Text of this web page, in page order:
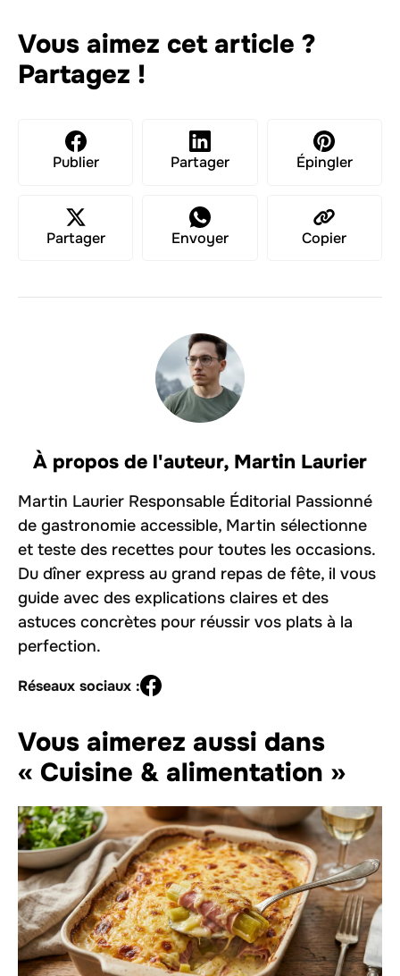
Vous aimez cet article ?
Partagez !
Publier Partager Épingler
Partager Envoyer Copier
À propos de l'auteur, Martin Laurier
Martin Laurier Responsable Éditorial Passionné
de gastronomie accessible, Martin sélectionne
et teste des recettes pour toutes les occasions.
Du dîner express au grand repas de fête, il vous
guide avec des explications claires et des
astuces concrètes pour réussir vos plats à la
perfection.
Réseaux sociaux :
Vous aimerez aussi dans
« Cuisine & alimentation »